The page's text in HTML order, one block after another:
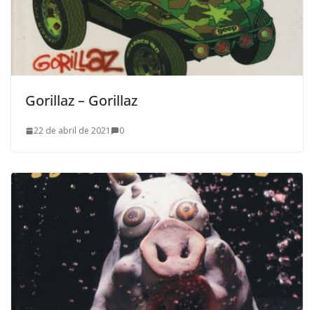
Gorillaz – Gorillaz
22 de abril de 2021 0